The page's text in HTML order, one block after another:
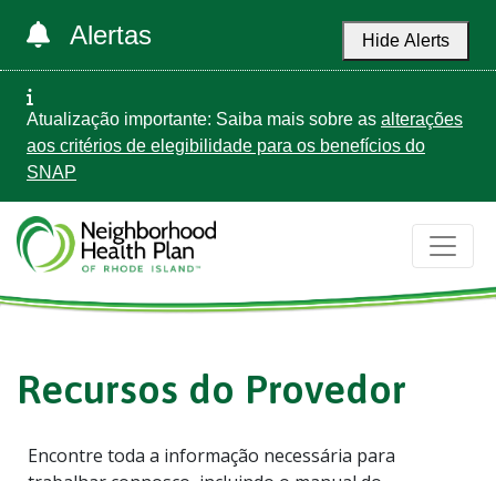
Alertas Hide Alerts
Atualização importante: Saiba mais sobre as alterações
aos critérios de elegibilidade para os benefícios do
SNAP
Recursos do Provedor
Encontre toda a informação necessária para